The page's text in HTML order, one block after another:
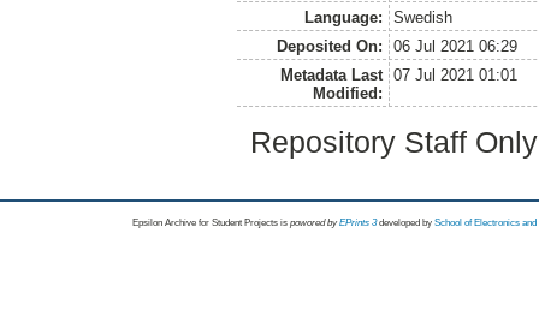
Language:
Swedish
Deposited On:
06 Jul 2021 06:29
Metadata Last
Modified:
07 Jul 2021 01:01
Repository Staff
Epsilon Archive for Student Projects is powored byEPrints 3 developed by School of Electronics